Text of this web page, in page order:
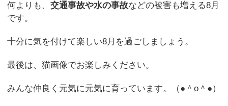
何よりも、 交通事故や水の事故などの被害も増える8月
です。
十分に気を付けて楽しい8月を過ごしましょう。
最後は、猫画像でお楽しみください。
みんな仲良く元気に元気に育っています。（●＾o＾●）